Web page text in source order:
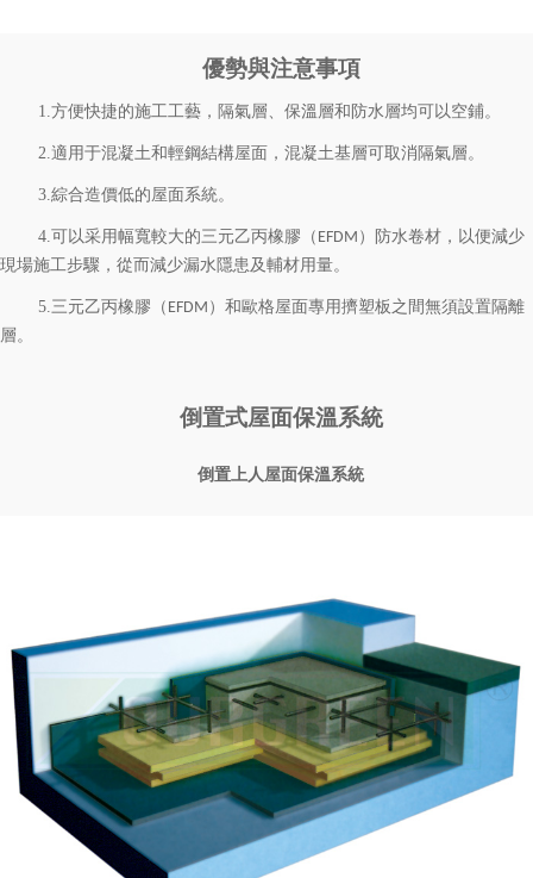
優勢與注意事項
1.方便快捷的施工工藝，隔氣層、保溫層和防水層均可以空鋪。
2.適用于混凝土和輕鋼結構屋面，混凝土基層可取消隔氣層。
3.綜合造價低的屋面系統。
4.可以采用幅寬較大的三元乙丙橡膠（ EFDM ）防水卷材，以便減少
現場施工步驟，從而減少漏水隱患及輔材用量。
5.三元乙丙橡膠（ EFDM ）和歐格屋面專用擠塑板 之間無須設置隔離
層。
倒置式屋面保溫系統
倒置上人屋面保溫系統